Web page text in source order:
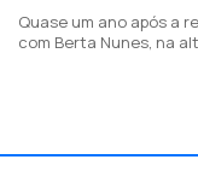
Quase um ano após a
com Berta Nunes, na